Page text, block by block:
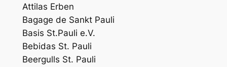
Attilas Erben
Bagage de Sankt Pauli
Basis St.Pauli e.V.
Bebidas St. Pauli
Beergulls St. Pauli